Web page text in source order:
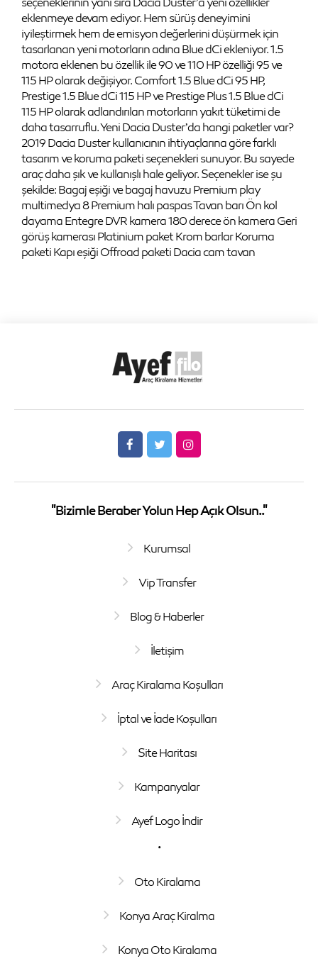
eklenmeye devam ediyor. Hem sürüş deneyimini
iyileştirmek hem de emisyon değerlerini düşürmek için
tasarlanan yeni motorların adına Blue dCi ekleniyor. 1.5
motora eklenen bu özellik ile 90 ve 110 HP özelliği 95 ve
115 HP olarak değişiyor. Comfort 1.5 Blue dCi 95 HP,
Prestige 1.5 Blue dCi 115 HP ve Prestige Plus 1.5 Blue dCi
115 HP olarak adlandırılan motorların yakıt tüketimi de
daha tasarruflu. Yeni Dacia Duster’da hangi paketler var?
2019 Dacia Duster kullanıcının ihtiyaçlarına göre farklı
tasarım ve koruma paketi seçenekleri sunuyor. Bu sayede
araç daha şık ve kullanışlı hale geliyor. Seçenekler ise şu
şekilde: Bagaj eşiği ve bagaj havuzu Premium play
multimedya 8 Premium halı paspas Tavan barı Ön kol
dayama Entegre DVR kamera 180 derece ön kamera Geri
görüş kamerası Platinium paket Krom barlar Koruma
paketi Kapı eşiği Offroad paketi Dacia cam tavan
"Bizimle Beraber Yolun Hep Açık Olsun.."
Kurumsal
Vip Transfer
Blog & Haberler
İletişim
Araç Kiralama Koşulları
İptal ve İade Koşulları
Site Haritası
Kampanyalar
Ayef Logo İndir
.
Oto Kiralama
Konya Araç Kiralma
Konya Oto Kiralama